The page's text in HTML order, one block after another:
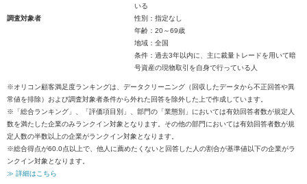
いる
調査対象者
性別：指定なし
年齢：20～69歳
地域：全国
条件：過去3年以内に、主に裁量トレードを用いて暗
号資産の現物取引を自身で行っている人
※オリコン顧客満足度ランキングは、データクリーニング（回収したデータから不正回答や異
常値を排除）および調査対象者条件から外れた回答を除外した上で作成しています。
※「総合ランキング」、「評価項目別」、部門の「業態別」においては有効回答者数が規定人
数を満たした企業のみランクイン対象となります。その他の部門においては有効回答者数が規
定人数の半数以上の企業がランクイン対象となります。
※総合得点が60.0点以上で、他人に薦めたくないと回答した人の割合が基準値以下の企業がラ
ンクイン対象となります。
≫ 詳細はこちら